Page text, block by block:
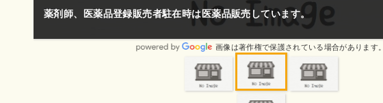
そこに店があるだけで助かる。
画像は著作権で保護されている場合があります。